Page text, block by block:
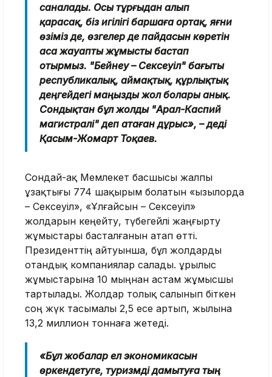
саналады. Осы тұрғыдан алып
қарасақ, біз игілігі баршаға ортақ, яғни
өзіміз де, өзгелер де пайдасын көретін
аса жауапты жұмысты бастап
отырмыз. "Бейнеу – Сексеуіл" бағыты
республикалық, аймақтық, құрлықтық
деңгейдегі маңызды жол болары анық.
Сондықтан бұл жолды "Арал-Каспий
магистралі" деп атаған дұрыс», – деді
Қасым-Жомарт Тоқаев.
Сондай-ақ Мемлекет басшысы жалпы
ұзақтығы 774 шақырым болатын «Қызылорда
– Сексеуіл», «Ұлғайсын – Сексеуіл»
жолдарын кеңейту, түбегейлі жаңғырту
жұмыстары басталғанын атап өтті.
Президенттің айтуынша, бұл жолдарды
отандық компаниялар салады. Құрылыс
жұмыстарына 10 мыңнан астам жұмысшы
тартылады. Жолдар толық салынып біткен
соң жүк тасымалы 2,5 есе артып, жылына
13,2 миллион тоннаға жетеді.
«Бұл жобалар ел экономикасын
өркендетуге, туризмді дамытуға тың